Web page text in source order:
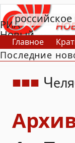
РИА
Новый
День
Главное
В России
В
Последние
Ч